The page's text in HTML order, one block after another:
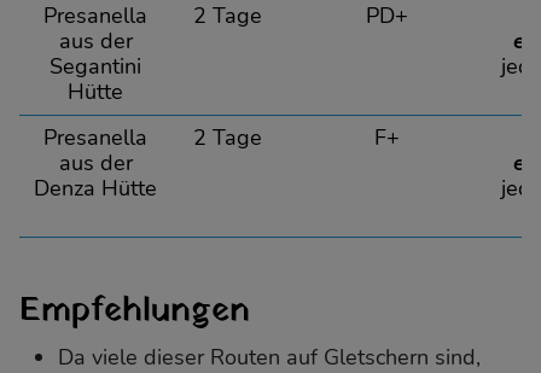
Presanella
aus der
Segantini
Hütte
2 Tage PD+
Presanella
aus der
Denza Hütte
2 Tage F+
Empfehlungen
Da viele dieser Routen auf Gletschern sind,